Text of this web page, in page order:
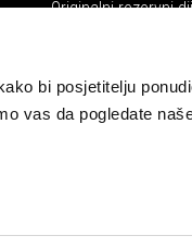
bi posjetitelju
vas da pogledate
Originalni rezervni